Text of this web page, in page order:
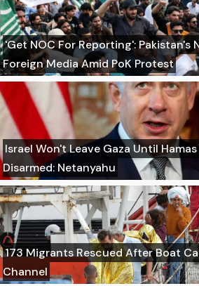
'Get NOC For Reporting': Pakistan's
Foreign Media Amid PoK Protest
Israel Won't Leave Gaza Until
Disarmed: Netanyahu
173 Migrants Rescued After Boat
Channel